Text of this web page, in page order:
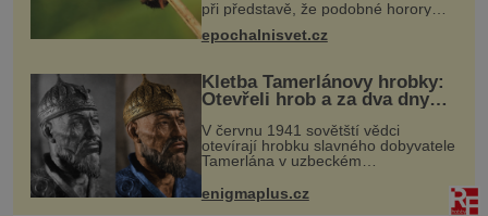
při představě, že podobné horory
probíhají v přírodě běžně – s tím
rozdílem, že nejde pouze o infekce
epochalnisvet.cz
Kletba Tamerlánovy hrobky:
Otevřeli hrob a za dva dny
Náhoda, nebo varování?
V červnu 1941 sovětští vědci
otevírají hrobku slavného dobyvatele
Tamerlána v uzbeckém
nacistické Německo zahajuje operaci
Barbarossa a napadá Sovětský svaz.
enigmaplus.cz